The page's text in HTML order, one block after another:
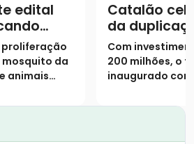
edital
até 31
mosquito da
animais
Catalão
da
urbano da
Com
200 milhões, o
inaugurado
marginais e 9